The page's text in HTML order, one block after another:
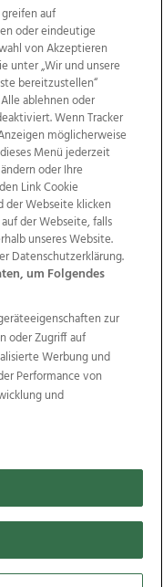
Kontakt
Jobs
Anzeigekunden
Politische Werbung
Wimmer
Ischler Woche
OÖN Immobilien
Galerien
& Co KG
auf
oder eindeutige
von Akzeptieren
unter „Wir und unsere
bereitzustellen“
ablehnen oder
Wenn Tracker
möglicherweise
Menü jederzeit
oder Ihre
Link Cookie
der Webseite klicken
der Webseite, falls
unseres Website.
Datenschutzerklärung.
um Folgendes
zur
oder Zugriff auf
Werbung und
Performance von
und